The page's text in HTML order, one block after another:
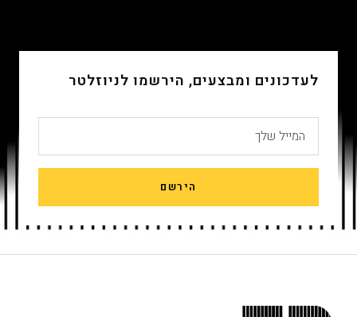
לעדכונים ומבצעים, הירשמו לניוזלטר
המייל שלך
הירשם